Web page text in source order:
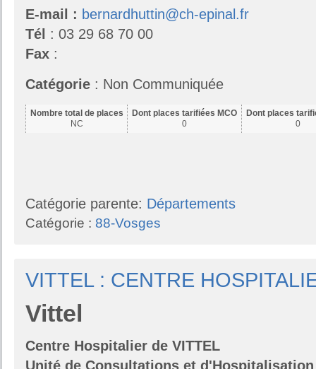
E-mail : bernardhuttin@ch-epinal.fr
Tél : 03 29 68 70 00
Fax :
Catégorie : Non Communiquée
Nombre total de places
NC
Dont places tarifiées MCO
0
Dont places
0
Catégorie parente: Départements
Catégorie : 88-Vosges
VITTEL : CENTRE
Vittel
Centre Hospitalier de VITTEL
Unité de Consultations et d'Hospitalisation